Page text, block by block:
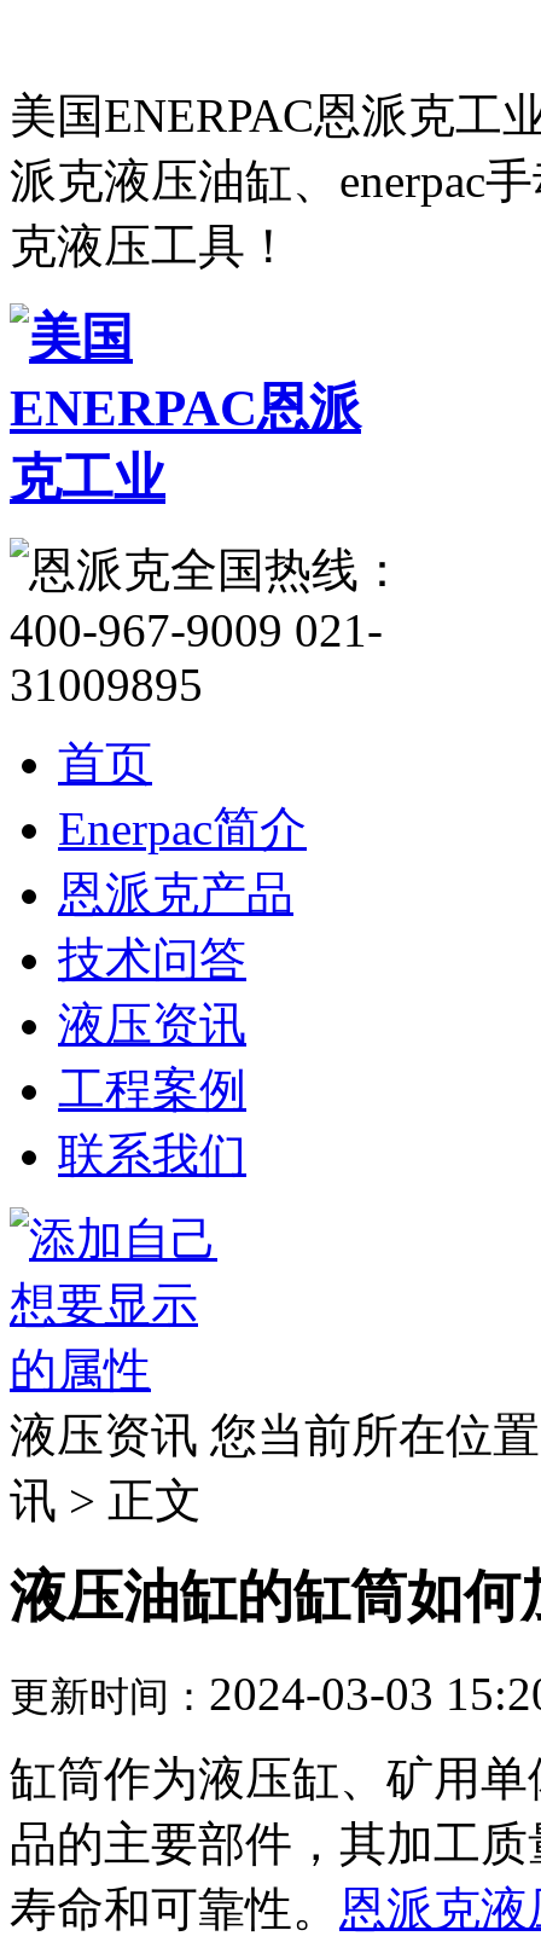
美国ENERPAC恩派克工
派克液压油缸、enerpac
克液压工具！
首页
Enerpac简介
恩派克产品
技术问答
液压资讯
工程案例
联系我们
液压资讯 您当前所在位
讯 > 正文
液压油缸的缸筒如何
更新时间： 2024-03-03
缸筒作为液压缸、矿用
品的主要部件，其加工
寿命和可靠性。 恩派克